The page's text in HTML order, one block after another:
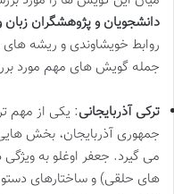
دانشجویان و پژوهشگران زبان
روابط خویشاوندی و ریشه
جمله گویش های مهم مورد
ترکی آذربایجانی: یکی از مهم
جمهوری آذربایجان، بخش هایی
می گیرد. جعفر اوغلو به
های حلقی) و ساختارهای